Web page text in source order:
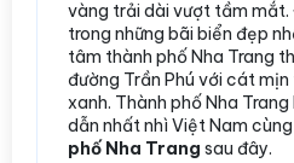
vàng trải dài vượt tầm mắt.
trong những bãi biển đẹp
tâm thành phố Nha Trang
đường Trần Phú với cát
xanh. Thành phố Nha
dẫn nhất nhì Việt Nam
phố Nha Trang sau đây.